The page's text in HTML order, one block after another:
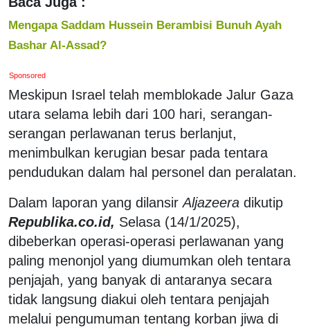
Mengapa Saddam Hussein Berambisi Bunuh Ayah
Bashar Al-Assad?
Sponsored
Meskipun Israel telah memblokade Jalur Gaza
utara selama lebih dari 100 hari, serangan-
serangan perlawanan terus berlanjut,
menimbulkan kerugian besar pada tentara
pendudukan dalam hal personel dan peralatan.
Dalam laporan yang dilansirAljazeera dikutip
Republika.co.id, Selasa (14/1/2025),
dibeberkan operasi-operasi perlawanan yang
paling menonjol yang diumumkan oleh tentara
penjajah, yang banyak di antaranya secara
tidak langsung diakui oleh tentara penjajah
melalui pengumuman tentang korban jiwa di